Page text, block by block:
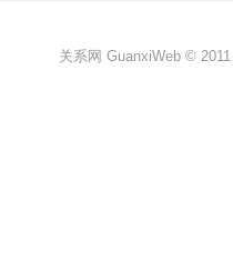
关系网 GuanxiWeb ©